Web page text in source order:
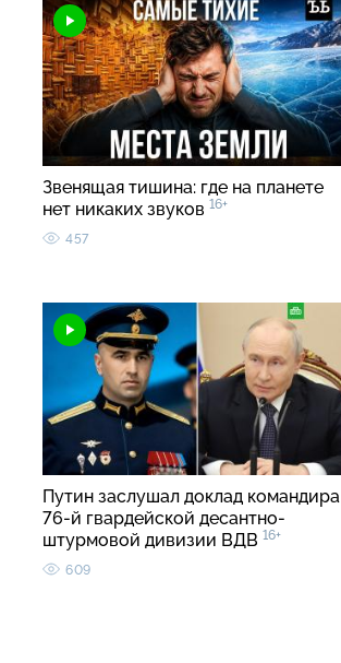
Звенящая тишина: где на планете
нет никаких звуков 16+
457
Путин заслушал доклад командира
76-й гвардейской десантно-
штурмовой дивизии ВДВ 16+
609